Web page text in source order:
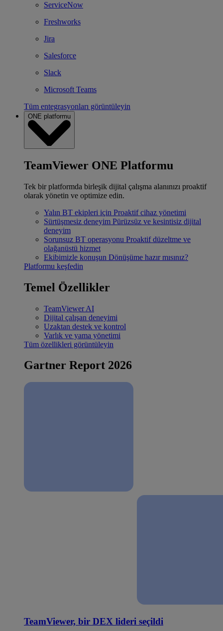
ServiceNow
Freshworks
Jira
Salesforce
Slack
Microsoft Teams
Tüm entegrasyonları görüntüleyin
ONE platformu
TeamViewer ONE Platformu
Tek bir platformda birleşik dijital çalışma alanınızı proaktif
olarak yönetin ve optimize edin.
Yalın BT ekipleri için Proaktif cihaz yönetimi
Sürtüşmesiz deneyim Pürüzsüz ve kesintisiz dijital
deneyim
Sorunsuz BT operasyonu Proaktif düzeltme ve
olağanüstü hizmet
Ekibimizle konuşun Dönüşüme hazır mısınız?
Platformu keşfedin
Temel Özellikler
TeamViewer AI
Dijital çalışan deneyimi
Uzaktan destek ve kontrol
Varlık ve yama yönetimi
Tüm özellikleri görüntüleyin
Gartner Report 2026
TeamViewer, bir DEX lideri seçildi